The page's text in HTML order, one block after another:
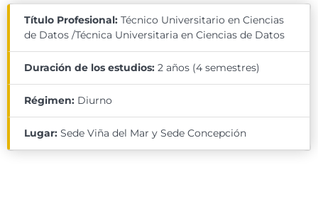
Título Profesional: Técnico Universitario en Ciencias
de Datos /Técnica Universitaria en Ciencias de Datos
Duración de los estudios: 2 años (4 semestres)
Régimen: Diurno
Lugar: Sede Viña del Mar y Sede Concepción